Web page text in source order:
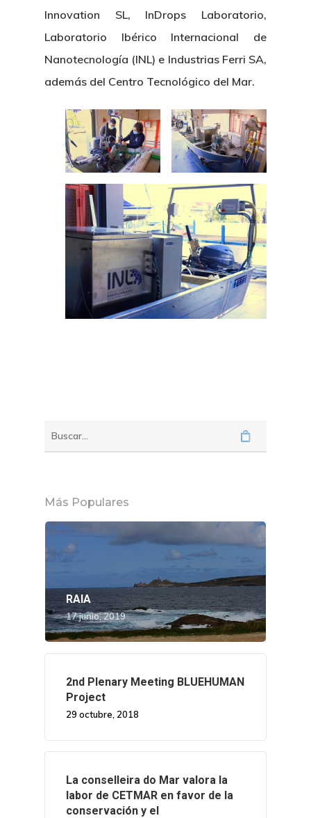
Innovation SL, InDrops Laboratorio,
Laboratorio Ibérico Internacional de
Nanotecnología (INL) e Industrias Ferri SA,
además del Centro Tecnológico del Mar.
Más Populares
RAIA
17 junio, 2019
2nd Plenary Meeting BLUEHUMAN
Project
29 octubre, 2018
La conselleira do Mar valora la
labor de CETMAR en favor de la
conservación y el